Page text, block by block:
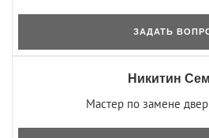
ЗАДАТЬ
Никитин
Мастер по замене